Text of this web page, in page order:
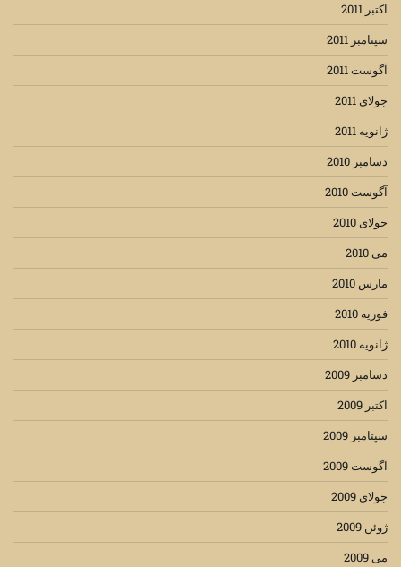
اکتبر 2011
سپتامبر 2011
آگوست 2011
جولای 2011
ژانویه 2011
دسامبر 2010
آگوست 2010
جولای 2010
می 2010
مارس 2010
فوریه 2010
ژانویه 2010
دسامبر 2009
اکتبر 2009
سپتامبر 2009
آگوست 2009
جولای 2009
ژوئن 2009
می 2009